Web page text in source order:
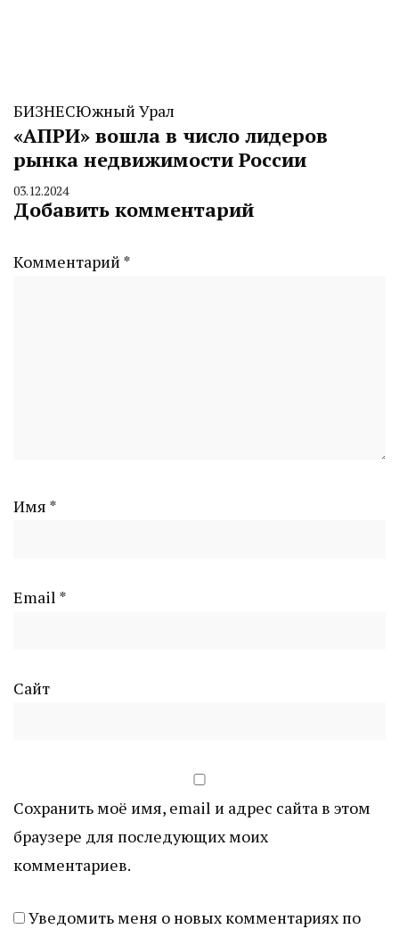
БИЗНЕСЮжный Урал
«АПРИ» вошла в число лидеров
рынка недвижимости России
By
CHELINDUSTRY
03.12.2024
Добавить комментарий
Комментарий *
Имя *
Email *
Сайт
Сохранить моё имя, email и адрес сайта в этом
браузере для последующих моих
комментариев.
Уведомить меня о новых комментариях по